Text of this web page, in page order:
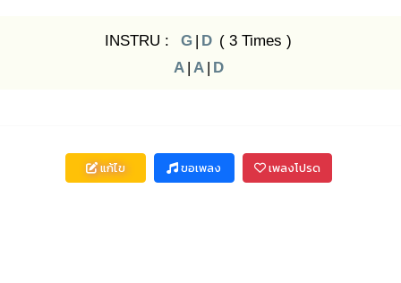
INSTRU : G | D ( 3 Times )
A | A | D
แก้ไข ขอเพลง เพลงโปรด